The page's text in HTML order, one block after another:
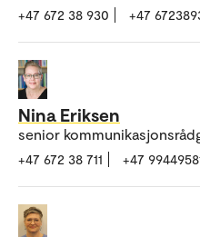
+47 672 38 930 +47
Nina Eriksen
senior
+47 672 38 711 +47